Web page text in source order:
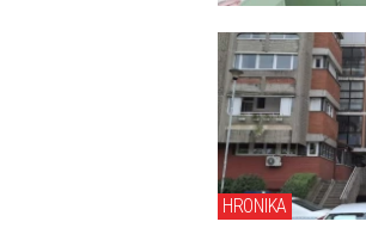
robe
HRONIKA